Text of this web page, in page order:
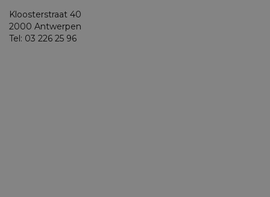
Kloosterstraat 40
2000 Antwerpen
Tel: 03 226 25 96